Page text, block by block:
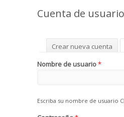
Cuenta de usuario
Solapas
Crear nueva cuenta
Solicitar una nueva
Nombre de usuario*
Escriba su nombre de usuario